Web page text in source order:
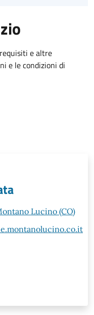
e altre
e le condizioni di
Lucino (CO)